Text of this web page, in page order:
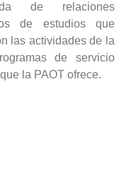
de relaciones
de estudios que
las actividades de la
de servicio
la PAOT ofrece.